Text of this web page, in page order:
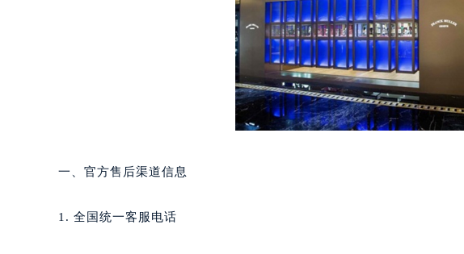
成都市锦江区人民东路6号SAC东原中心写字楼24层
重庆市江北区观音桥步行街2号融恒时代广场写字楼9
长沙市芙蓉区定王台街道建湘路393号世茂环球金融
郑州市二七区铭功路10号华润大厦写字楼29层2905室
太原市迎泽区解放路15号亨得利名表服务中心（品牌
沈阳市沈河区中街路137号亨得利名表服务中心（品牌
乌鲁木齐市天山区红山路26号时代广场（CCMALL）C
哈尔滨市道里区友谊西路600号富力中心T2座写字楼29
一、官方售后渠道信息
1. 全国统一客服电话